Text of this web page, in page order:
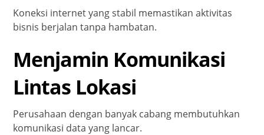
Koneksi internet yang stabil memastikan aktivitas
bisnis berjalan tanpa hambatan.
Menjamin Komunikasi
Lintas Lokasi
Perusahaan dengan banyak cabang membutuhkan
komunikasi data yang lancar.